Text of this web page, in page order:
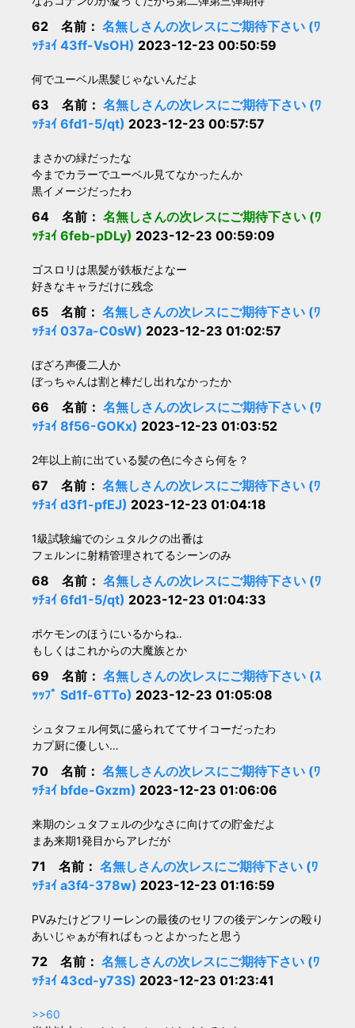
62 名前： 名無しさんの次レスにご期待下さい (ﾜ
ｯﾁｮｲ 43ff-VsOH) 2023-12-23 00:50:59
何でユーベル黒髪じゃないんだよ
63 名前： 名無しさんの次レスにご期待下さい (ﾜ
ｯﾁｮｲ 6fd1-5/qt) 2023-12-23 00:57:57
まさかの緑だったな
今までカラーでユーベル見てなかったんか
黒イメージだったわ
64 名前： 名無しさんの次レスにご期待下さい (ﾜ
ｯﾁｮｲ 6feb-pDLy) 2023-12-23 00:59:09
ゴスロリは黒髪が鉄板だよなー
好きなキャラだけに残念
65 名前： 名無しさんの次レスにご期待下さい (ﾜ
ｯﾁｮｲ 037a-C0sW) 2023-12-23 01:02:57
ぼざろ声優二人か
ぼっちゃんは割と棒だし出れなかったか
66 名前： 名無しさんの次レスにご期待下さい (ﾜ
ｯﾁｮｲ 8f56-GOKx) 2023-12-23 01:03:52
2年以上前に出ている髪の色に今さら何を？
67 名前： 名無しさんの次レスにご期待下さい (ﾜ
ｯﾁｮｲ d3f1-pfEJ) 2023-12-23 01:04:18
1級試験編でのシュタルクの出番は
フェルンに射精管理されてるシーンのみ
68 名前： 名無しさんの次レスにご期待下さい (ﾜ
ｯﾁｮｲ 6fd1-5/qt) 2023-12-23 01:04:33
ポケモンのほうにいるからね‥
もしくはこれからの大魔族とか
69 名前： 名無しさんの次レスにご期待下さい (ｽ
ｯｯﾌﾟ Sd1f-6TTo) 2023-12-23 01:05:08
シュタフェル何気に盛られててサイコーだったわ
カプ厨に優しい…
70 名前： 名無しさんの次レスにご期待下さい (ﾜ
ｯﾁｮｲ bfde-Gxzm) 2023-12-23 01:06:06
来期のシュタフェルの少なさに向けての貯金だよ
まあ来期1発目からアレだが
71 名前： 名無しさんの次レスにご期待下さい (ﾜ
ｯﾁｮｲ a3f4-378w) 2023-12-23 01:16:59
PVみたけどフリーレンの最後のセリフの後デンケンの殴り
あいじゃぁが有ればもっとよかったと思う
72 名前： 名無しさんの次レスにご期待下さい (ﾜ
ｯﾁｮｲ 43cd-y73S) 2023-12-23 01:23:41
>>60